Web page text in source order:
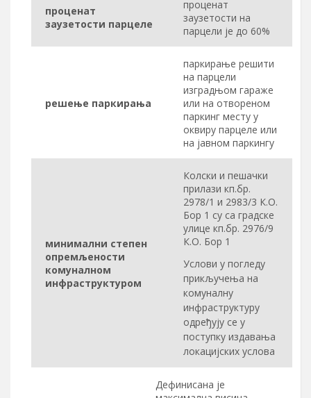
проценат
заузетости парцеле
проценат
заузетости на
парцели је до 60%
решење паркирања
паркирање решити
на парцели
изградњом гараже
или на отвореном
паркинг месту у
оквиру парцеле или
на јавном паркингу
минимални степен
опремљености
комуналном
инфраструктуром
Колски и пешачки
прилази кп.бр.
2978/1 и 2983/3 К.О.
Бор 1 су са градске
улице кп.бр. 2976/9
К.О. Бор 1
Услови у погледу
прикључења на
комуналну
инфраструктуру
одређују се у
поступку издавања
локацијских услова
Дефинисана је